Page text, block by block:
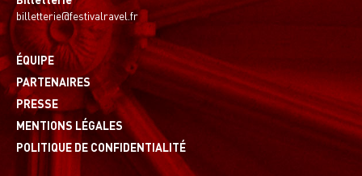
billetterie@festivalravel.fr
ÉQUIPE
PARTENAIRES
PRESSE
MENTIONS LÉGALES
POLITIQUE DE CONFIDENTIALITÉ